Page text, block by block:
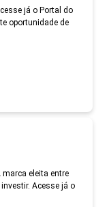
já o Portal do
oportunidade de
marca eleita entre
Acesse já o